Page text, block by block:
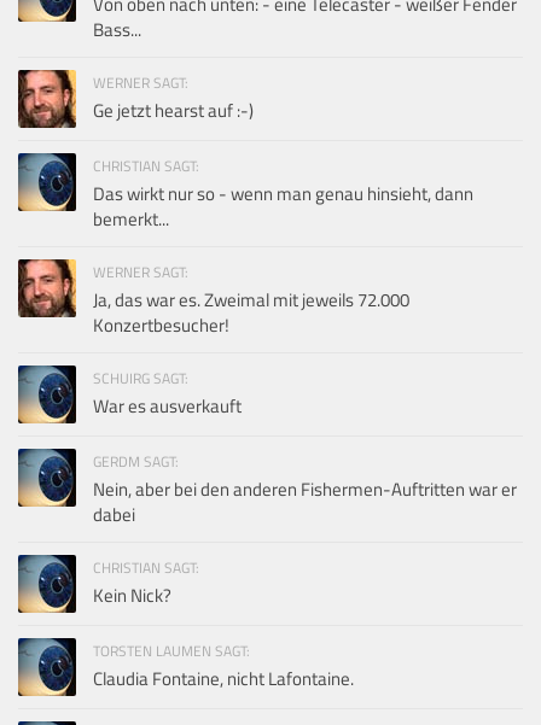
Bass...
WERNER SAGT:
Ge jetzt hearst auf :-)
CHRISTIAN SAGT:
Das wirkt nur so - wenn man genau hinsieht, dann
bemerkt...
WERNER SAGT:
Ja, das war es. Zweimal mit jeweils 72.000
Konzertbesucher!
SCHUIRG SAGT:
War es ausverkauft
GERDM SAGT:
Nein, aber bei den anderen Fishermen-Auftritten war er
dabei
CHRISTIAN SAGT:
Kein Nick?
TORSTEN LAUMEN SAGT:
Claudia Fontaine, nicht Lafontaine.